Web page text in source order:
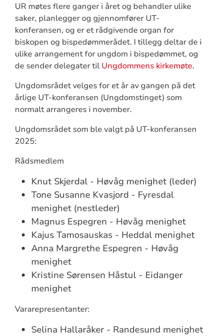
UR møtes flere ganger i året og behandler ulike
saker, planlegger og gjennomfører UT-
konferansen, og er et rådgivende organ for
biskopen og bispedømmerådet. I tillegg deltar de i
ulike arrangement for ungdom i bispedømmet, og
de sender delegater til Ungdommens kirkemøte.
Ungdomsrådet velges for et år av gangen på det
årlige UT-konferansen (Ungdomstinget) som
normalt arrangeres i november.
Ungdomsrådet som ble valgt på UT-konferansen
2025:
Rådsmedlem
Knut Skjerdal - Høvåg menighet (leder)
Tone Susanne Kvasjord - Fyresdal
menighet (nestleder)
Magnus Espegren - Høvåg menighet
Kajus Tamosauskas - Heddal menighet
Anna Margrethe Espegren - Høvåg
menighet
Kristine Sørensen Håstul - Eidanger
menighet
Vararepresentanter:
Selina Hallaråker - Randesund menighet